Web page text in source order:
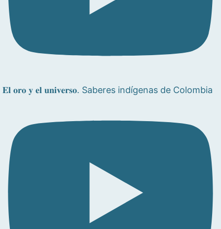
𝐄𝐥 𝐨𝐫𝐨 𝐲 𝐞𝐥 𝐮𝐧𝐢𝐯𝐞𝐫𝐬𝐨. Saberes indígenas de Colombia